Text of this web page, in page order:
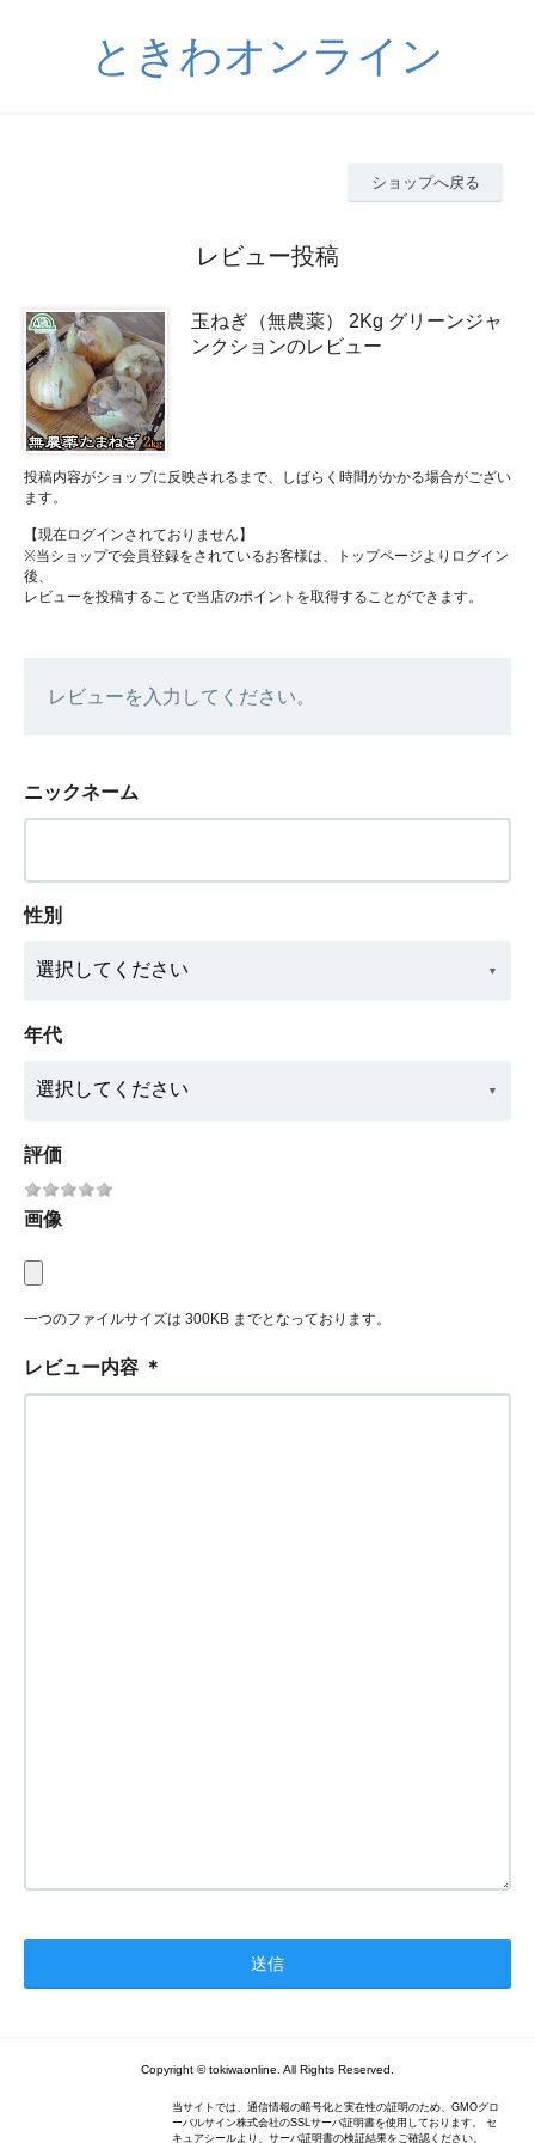
ときわオンライン
ショップへ戻る
レビュー投稿
玉ねぎ（無農薬） 2Kg グリーンジャ
ンクションのレビュー
投稿内容がショップに反映されるまで、しばらく時間がかかる場合がござい
ます。
【現在ログインされておりません】
※当ショップで会員登録をされているお客様は、トップページよりログイン
後、
レビューを投稿することで当店のポイントを取得することができます。
レビューを入力してください。
ニックネーム
性別
年代
評価
画像
一つのファイルサイズは 300KB までとなっております。
レビュー内容 ＊
Copyright © tokiwaonline. All Rights Reserved.
当サイトでは、通信情報の暗号化と実在性の証明のため、GMOグロ
ーバルサイン株式会社のSSLサーバ証明書を使用しております。 セ
キュアシールより、サーバ証明書の検証結果をご確認ください。